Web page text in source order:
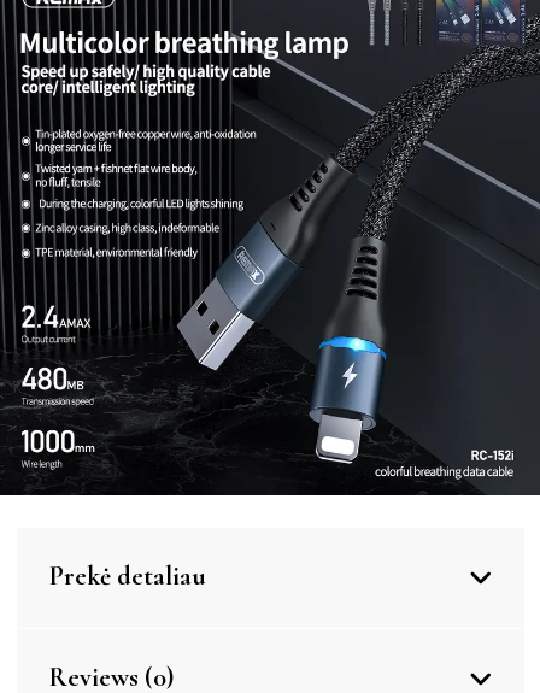
Prekė detaliau
Reviews (0)